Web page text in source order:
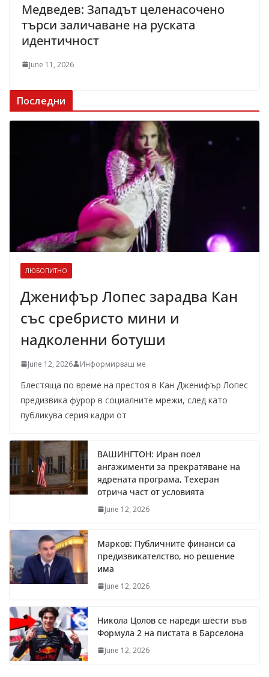
Медведев: Западът целенасочено
търси заличаване на руската
идентичност
June 11, 2026
Последни
ЛЮБОПИТНО
Дженифър Лопес зарадва Кан
със сребристо мини и
надколенни ботуши
June 12, 2026 Информирваш ме
Блестяща по време на престоя в Кан Дженифър Лопес
предизвика фурор в социалните мрежи, след като
публикува серия кадри от
ВАШИНГТОН: Иран поел
ангажименти за прекратяване на
ядрената програма, Техеран
отрича част от условията
June 12, 2026
Марков: Публичните финанси са
предизвикателство, но решение
има
June 12, 2026
Никола Цолов се нареди шести във
Формула 2 на пистата в Барселона
June 12, 2026